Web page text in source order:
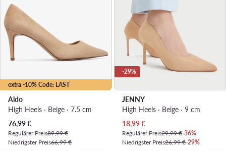
extra -10% Code: LAST
Aldo
High Heels · Beige · 7.5 cm
Aktueller Preis
76,99€
Regulärer Preis89,99 €
Niedrigster Preis66,99 €
-29%
JENNY
High Heels · Beige · 9 cm
Aktueller Preis
18,99€
Regulärer Preis29,99 €-36%
Niedrigster Preis26,99 €-29%